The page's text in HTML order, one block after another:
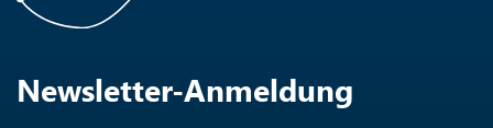
Newsletter-Anmeldung